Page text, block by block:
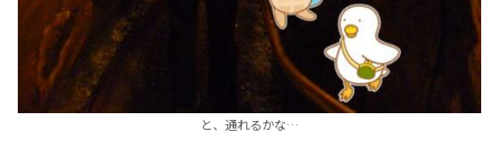
と、通れるかな…